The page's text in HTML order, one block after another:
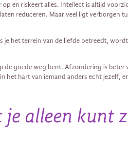
en riskeert alles. Intellect is altijd
reduceren. Maar veel ligt verborgen
het terrein van de liefde betreedt,
de goede weg bent. Afzondering is
het hart van iemand anders echt jezelf,
alleen kunt